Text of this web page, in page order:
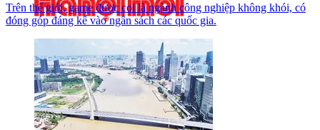
Trên thế giới, game được coi là ngành công nghiệp không khói, có
đóng góp đáng kể vào ngân sách các quốc gia.